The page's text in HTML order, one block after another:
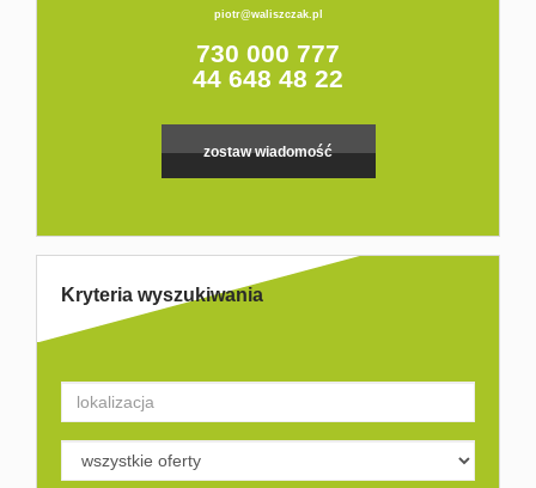
piotr@waliszczak.pl
730 000 777
44 648 48 22
zostaw wiadomość
Kryteria wyszukiwania